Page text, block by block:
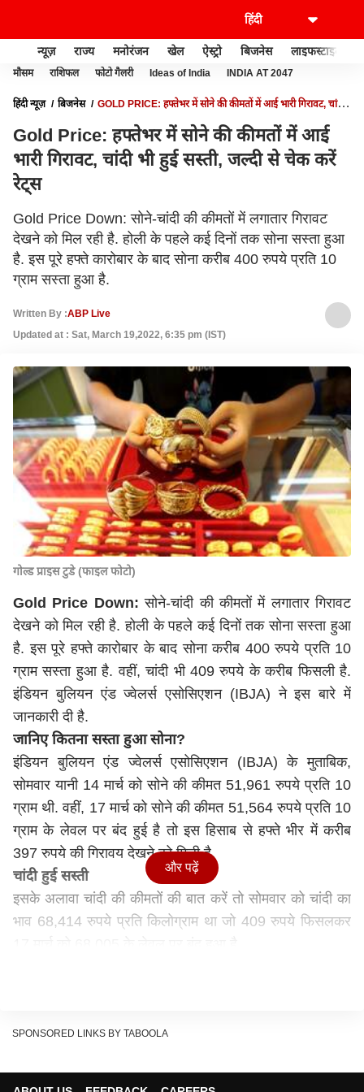
न्यूज़ राज्य मनोरंजन खेल ऐस्ट्रो बिजनेस लाइफस्टाइल
मौसम राशिफल फोटो गैलरी Ideas of India INDIA AT 2047
हिंदी न्यूज़ बिजनेस
GOLD PRICE: हफ्तेभर में सोने की कीमतों में आई भारी गिरावट, चांदी
Gold Price: हफ्तेभर में सोने की कीमतों में आई
भारी गिरावट, चांदी भी हुई सस्ती, जल्दी से चेक करें
रेट्स
Gold Price Down: सोने-चांदी की कीमतों में लगातार गिरावट
देखने को मिल रही है. होली के पहले कई दिनों तक सोना सस्ता हुआ
है. इस पूरे हफ्ते कारोबार के बाद सोना करीब 400 रुपये प्रति 10
ग्राम सस्ता हुआ है.
Written By :ABP Live
Updated at : Sat, March 19,2022, 6:35 pm (IST)
गोल्ड प्राइस टुडे (फाइल फोटो)
Gold Price Down: सोने-चांदी की कीमतों में लगातार गिरावट
देखने को मिल रही है.होलीके पहले कई दिनों तक सोना सस्ता हुआ
है. इस पूरे हफ्ते कारोबार के बाद सोना करीब 400 रुपये प्रति 10
ग्राम सस्ता हुआ है. वहीं, चांदी भी 409 रुपये के करीब फिसली है.
इंडियन बुलियन एंड ज्वेलर्स एसोसिएशन (IBJA) ने इस बारे में
जानकारी दी है.
जानिए कितना सस्ता हुआ सोना?
इंडियन बुलियन एंड ज्वेलर्स एसोसिएशन (IBJA) के मुताबिक,
सोमवार यानी 14 मार्च को सोने की कीमत 51,961 रुपये प्रति 10
ग्राम थी. वहीं, 17 मार्च को सोने की कीमत 51,564 रुपये प्रति 10
ग्राम के लेवल पर बंद हुई है तो इस हिसाब से हफ्ते भीर में करीब
397 रुपये की गिरावय देखने को मिली है.
चांदी हुई सस्ती
इसके अलावा चांदी की कीमतों की बात करें तो सोमवार को चांदी का
भाव 68,414 रुपये प्रति किलोग्राम था जो 409 रुपये फिसलकर
16 मार्च - 51,345 रुपये प्रति 10 ग्राम
और पढ़ें
SPONSORED LINKS BY TABOOLA